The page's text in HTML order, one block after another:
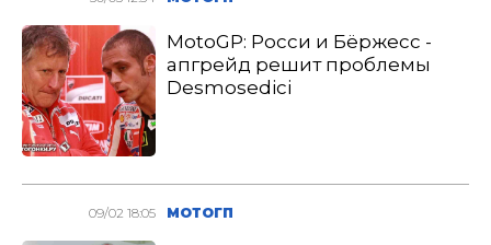
MotoGP: Росси и Бёржесс -
апгрейд решит проблемы
Desmosedici
09/02 18:05 МОТОГП